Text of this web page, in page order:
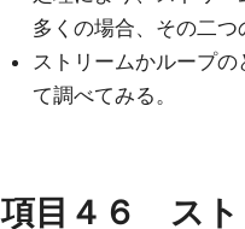
多くの場合、その二つ
ストリームかループ
て調べてみる。
項目４６ スト